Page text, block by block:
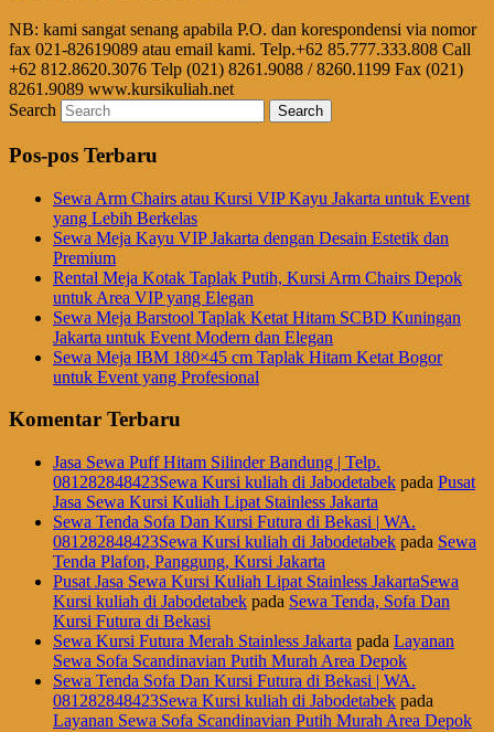
NB: kami sangat senang apabila P.O. dan korespondensi via nomor
fax 021-82619089 atau email kami. Telp.+62 85.777.333.808 Call
+62 812.8620.3076 Telp (021) 8261.9088 / 8260.1199 Fax (021)
8261.9089 www.kursikuliah.net
Search
Pos-pos Terbaru
Sewa Arm Chairs atau Kursi VIP Kayu Jakarta untuk Event
yang Lebih Berkelas
Sewa Meja Kayu VIP Jakarta dengan Desain Estetik dan
Premium
Rental Meja Kotak Taplak Putih, Kursi Arm Chairs Depok
untuk Area VIP yang Elegan
Sewa Meja Barstool Taplak Ketat Hitam SCBD Kuningan
Jakarta untuk Event Modern dan Elegan
Sewa Meja IBM 180×45 cm Taplak Hitam Ketat Bogor
untuk Event yang Profesional
Komentar Terbaru
Jasa Sewa Puff Hitam Silinder Bandung | Telp.
081282848423Sewa Kursi kuliah di Jabodetabek pada Pusat
Jasa Sewa Kursi Kuliah Lipat Stainless Jakarta
Sewa Tenda Sofa Dan Kursi Futura di Bekasi | WA.
081282848423Sewa Kursi kuliah di Jabodetabek pada Sewa
Tenda Plafon, Panggung, Kursi Jakarta
Pusat Jasa Sewa Kursi Kuliah Lipat Stainless JakartaSewa
Kursi kuliah di Jabodetabek pada Sewa Tenda, Sofa Dan
Kursi Futura di Bekasi
Sewa Kursi Futura Merah Stainless Jakarta pada Layanan
Sewa Sofa Scandinavian Putih Murah Area Depok
Sewa Tenda Sofa Dan Kursi Futura di Bekasi | WA.
081282848423Sewa Kursi kuliah di Jabodetabek pada
Layanan Sewa Sofa Scandinavian Putih Murah Area Depok